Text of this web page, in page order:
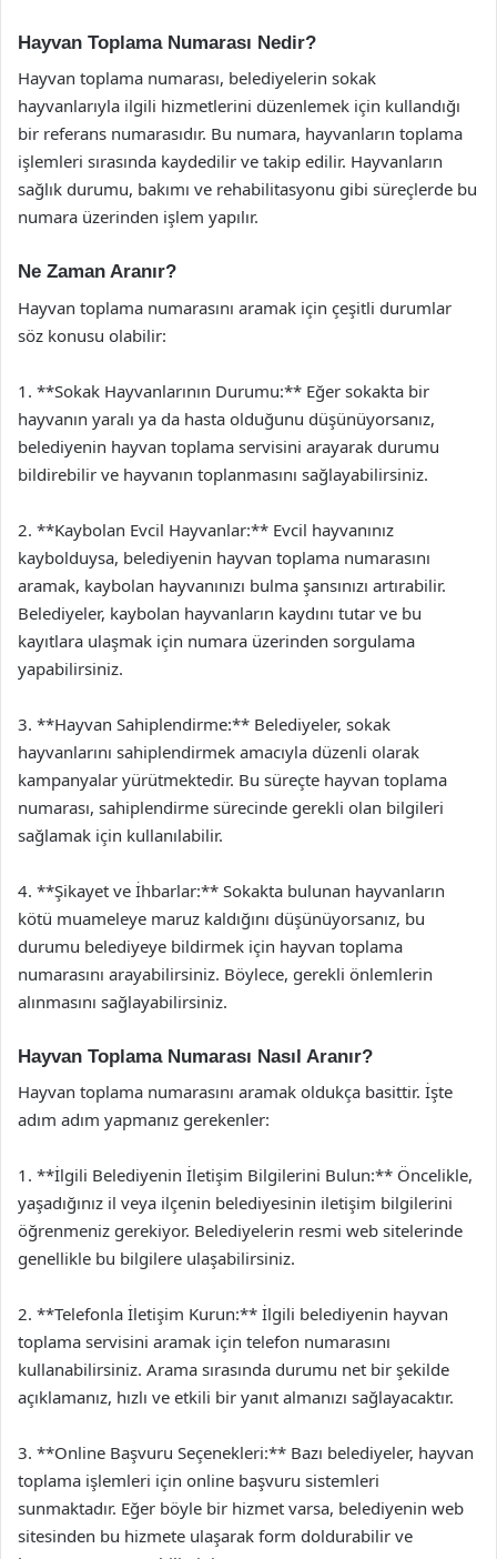
Hayvan Toplama Numarası Nedir?
Hayvan toplama numarası, belediyelerin sokak
hayvanlarıyla ilgili hizmetlerini düzenlemek için kullandığı
bir referans numarasıdır. Bu numara, hayvanların toplama
işlemleri sırasında kaydedilir ve takip edilir. Hayvanların
sağlık durumu, bakımı ve rehabilitasyonu gibi süreçlerde bu
numara üzerinden işlem yapılır.
Ne Zaman Aranır?
Hayvan toplama numarasını aramak için çeşitli durumlar
söz konusu olabilir:
1. **Sokak Hayvanlarının Durumu:** Eğer sokakta bir
hayvanın yaralı ya da hasta olduğunu düşünüyorsanız,
belediyenin hayvan toplama servisini arayarak durumu
bildirebilir ve hayvanın toplanmasını sağlayabilirsiniz.
2. **Kaybolan Evcil Hayvanlar:** Evcil hayvanınız
kaybolduysa, belediyenin hayvan toplama numarasını
aramak, kaybolan hayvanınızı bulma şansınızı artırabilir.
Belediyeler, kaybolan hayvanların kaydını tutar ve bu
kayıtlara ulaşmak için numara üzerinden sorgulama
yapabilirsiniz.
3. **Hayvan Sahiplendirme:** Belediyeler, sokak
hayvanlarını sahiplendirmek amacıyla düzenli olarak
kampanyalar yürütmektedir. Bu süreçte hayvan toplama
numarası, sahiplendirme sürecinde gerekli olan bilgileri
sağlamak için kullanılabilir.
4. **Şikayet ve İhbarlar:** Sokakta bulunan hayvanların
kötü muameleye maruz kaldığını düşünüyorsanız, bu
durumu belediyeye bildirmek için hayvan toplama
numarasını arayabilirsiniz. Böylece, gerekli önlemlerin
alınmasını sağlayabilirsiniz.
Hayvan Toplama Numarası Nasıl Aranır?
Hayvan toplama numarasını aramak oldukça basittir. İşte
adım adım yapmanız gerekenler:
1. **İlgili Belediyenin İletişim Bilgilerini Bulun:** Öncelikle,
yaşadığınız il veya ilçenin belediyesinin iletişim bilgilerini
öğrenmeniz gerekiyor. Belediyelerin resmi web sitelerinde
genellikle bu bilgilere ulaşabilirsiniz.
2. **Telefonla İletişim Kurun:** İlgili belediyenin hayvan
toplama servisini aramak için telefon numarasını
kullanabilirsiniz. Arama sırasında durumu net bir şekilde
açıklamanız, hızlı ve etkili bir yanıt almanızı sağlayacaktır.
3. **Online Başvuru Seçenekleri:** Bazı belediyeler, hayvan
toplama işlemleri için online başvuru sistemleri
sunmaktadır. Eğer böyle bir hizmet varsa, belediyenin web
sitesinden bu hizmete ulaşarak form doldurabilir ve